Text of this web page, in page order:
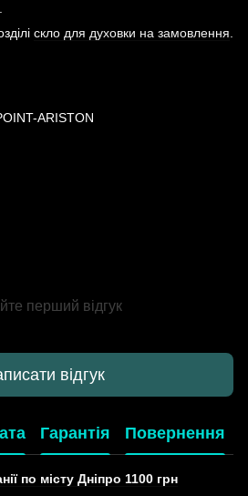
скло для духовки на замовлення
ARISTON
перший відгук
відгук
Гарантія Повернення
по місту Дніпро 1100 грн